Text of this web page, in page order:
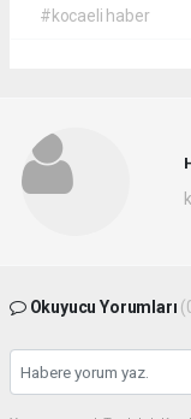
#kocaeli haber
Okuyucu Yorumları